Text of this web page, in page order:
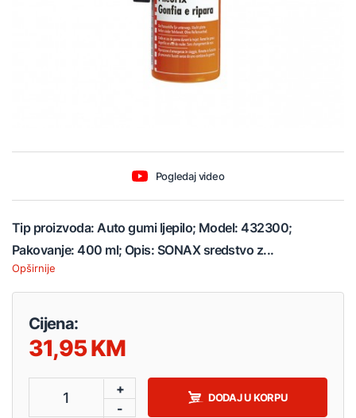
Pogledaj video
Tip proizvoda: Auto gumi ljepilo; Model: 432300;
Pakovanje: 400 ml; Opis: SONAX sredstvo z...
Opširnije
Cijena:
31,95
1
+
-
DODAJ U KORPU